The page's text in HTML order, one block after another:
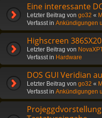
Eine interessante
Letzter Beitrag von go32 «
Verfasst in Ankündigungen
Highscreen
Letzter Beitrag von
Verfasst in Hardware
DOS GUI Veridian
Letzter Beitrag von go32 «
Verfasst in Ankündigungen